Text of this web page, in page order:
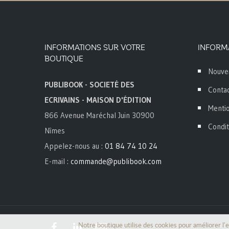
INFORMATIONS SUR VOTRE
BOUTIQUE
PUBLIBOOK - SOCIETÉ DES
ECRIVAINS - MAISON D'ÉDITION
866 Avenue Maréchal Juin 30900
Nîmes
Appelez-nous au : 01 84 74 10 24
E-mail : commande@publibook.com
Notre boutique utilise des cookies pour améliorer